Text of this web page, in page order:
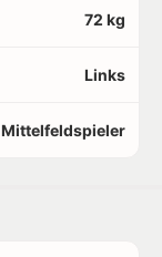
72 kg
Links
Mittelfeldspieler